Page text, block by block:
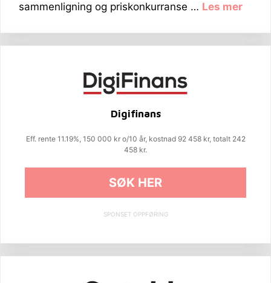
sammenligning og priskonkurranse … Les mer
Digifinans
Eff. rente 11.19%, 150 000 kr o/10 år, kostnad 92 458 kr, totalt 242
458 kr.
SØK HER
SPONSET OPPFØRING